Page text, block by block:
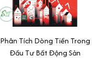
Phân Tích Dòng Tiền Trong
Đầu Tư Bất Động Sản